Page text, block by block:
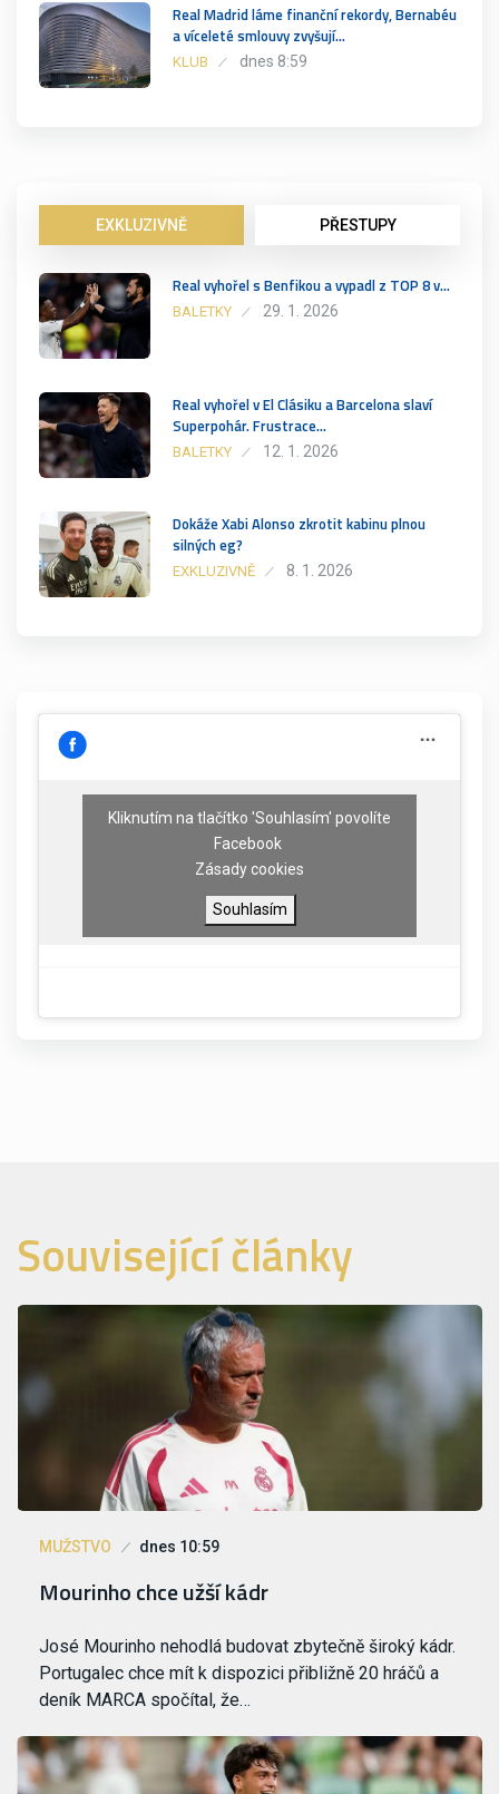
Real Madrid láme finanční rekordy, Bernabéu
a víceleté smlouvy zvyšují…
KLUB dnes 8:59
EXKLUZIVNĚ PŘESTUPY
Real vyhořel s Benfikou a vypadl z TOP 8 v…
BALETKY 29. 1. 2026
Real vyhořel v El Clásiku a Barcelona slaví
Superpohár. Frustrace…
BALETKY 12. 1. 2026
Dokáže Xabi Alonso zkrotit kabinu plnou
silných eg?
EXKLUZIVNĚ 8. 1. 2026
Kliknutím na tlačítko 'Souhlasím' povolíte
Facebook
Zásady cookies
Souhlasím
Související články
MUŽSTVO dnes 10:59
Mourinho chce užší kádr
José Mourinho nehodlá budovat zbytečně široký kádr.
Portugalec chce mít k dispozici přibližně 20 hráčů a
deník MARCA spočítal, že…